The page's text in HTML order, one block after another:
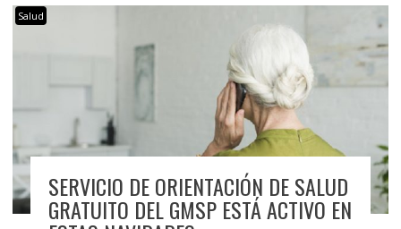
Salud
SERVICIO DE ORIENTACIÓN DE SALUD
GRATUITO DEL GMSP ESTÁ ACTIVO EN